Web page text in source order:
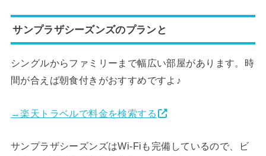
サンプラザシーズンズのプランと
シングルからファミリーまで幅広い部屋があります。時
間が合えば朝食付きがおすすめですよ♪
→楽天トラベルで料金を検索する
サンプラザシーズンズはWi-Fiも完備しているので、ビ